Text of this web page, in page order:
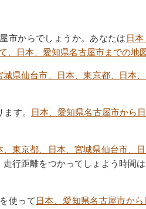
市からでしょうか。あなたは 日
、日本、愛知県名古屋市までの地
県仙台市、日本、東京都、日本
す。
日本、愛知県名古屋市から
東京都、日本、宮城県仙台市、
行距離をつかってしょよう時間
使って 日本、愛知県名古屋市か